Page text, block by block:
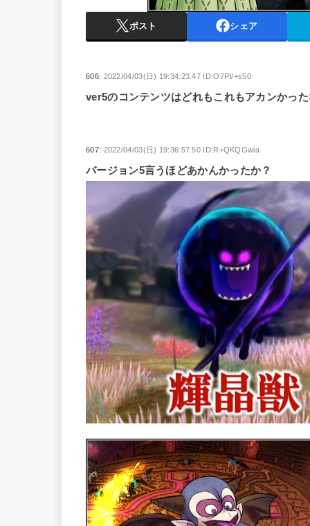
ポスト シェア
606: 2022/04/03(日) 19:34:23.47 ID:O7Pf/+s50
ver5のコンテンツはどれもこれもアカンかっ
607: 2022/04/03(日) 19:36:57.50 ID:R+QKQGwia
バージョン5言うほどあかんかったか？